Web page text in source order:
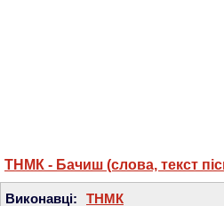
ТНМК - Бачиш (слова, текст
Виконавці: ТНМК